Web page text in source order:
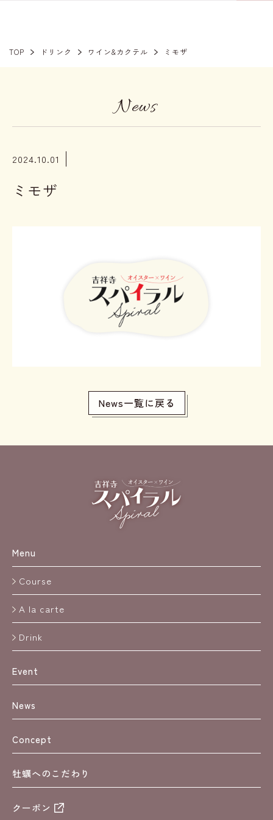
TOP ドリンク ワイン&カクテル ミモザ
News
2024.10.01
ミモザ
News一覧に戻る
Menu
Course
A la carte
Drink
Event
News
Concept
牡蠣へのこだわり
クーポン